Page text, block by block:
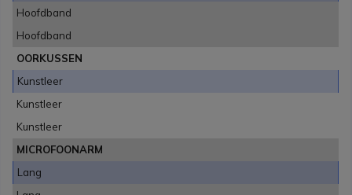
Hoofdband
Hoofdband
OORKUSSEN
Kunstleer
Kunstleer
Kunstleer
MICROFOONARM
Lang